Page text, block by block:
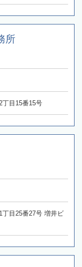
所
丁目15番15号
丁目25番27号 増井ビ